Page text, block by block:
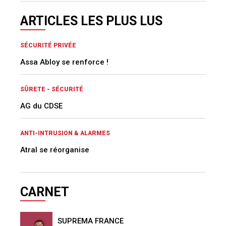
ARTICLES LES PLUS LUS
SÉCURITÉ PRIVÉE
Assa Abloy se renforce !
SÛRETE - SÉCURITÉ
AG du CDSE
ANTI-INTRUSION & ALARMES
Atral se réorganise
CARNET
SUPREMA FRANCE